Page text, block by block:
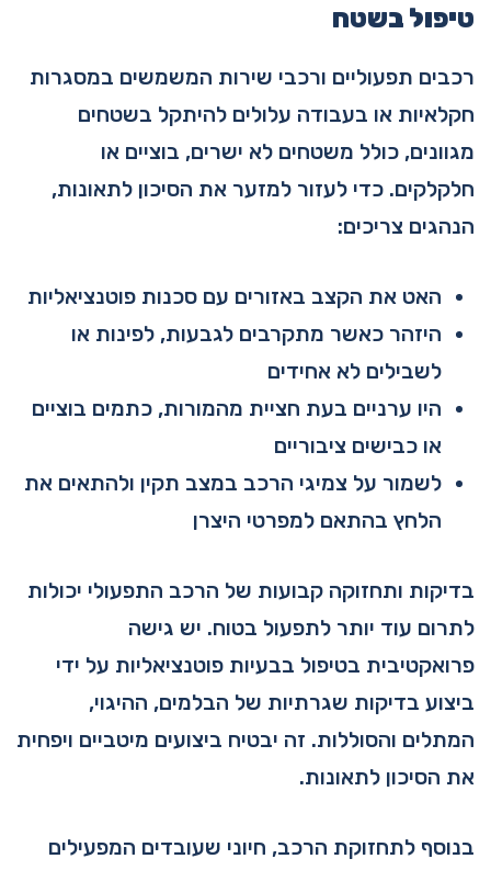
טיפול בשטח
רכבים תפעוליים ורכבי שירות המשמשים במסגרות
חקלאיות או בעבודה עלולים להיתקל בשטחים
מגוונים, כולל משטחים לא ישרים, בוציים או
חלקלקים. כדי לעזור למזער את הסיכון לתאונות,
הנהגים צריכים:
האט את הקצב באזורים עם סכנות פוטנציאליות
היזהר כאשר מתקרבים לגבעות, לפינות או
לשבילים לא אחידים
היו ערניים בעת חציית מהמורות, כתמים בוציים
או כבישים ציבוריים
לשמור על צמיגי הרכב במצב תקין ולהתאים את
הלחץ בהתאם למפרטי היצרן
בדיקות ותחזוקה קבועות של הרכב התפעולי יכולות
לתרום עוד יותר לתפעול בטוח. יש גישה
פרואקטיבית בטיפול בבעיות פוטנציאליות על ידי
ביצוע בדיקות שגרתיות של הבלמים, ההיגוי,
המתלים והסוללות. זה יבטיח ביצועים מיטביים ויפחית
את הסיכון לתאונות.
בנוסף לתחזוקת הרכב, חיוני שעובדים המפעילים